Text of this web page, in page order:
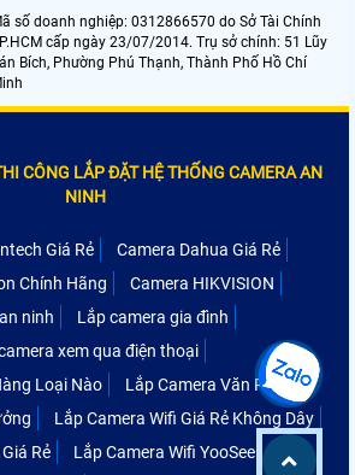
số doanh nghiệp: 0312866570 do Sở Tài Chính
cấp ngày 23/07/2014. Trụ sở chính: 51 Lũy
Bích, Phường Phú Thạnh, Thành Phố Hồ Chí
CÔNG LẮP ĐẶT HỆ THỐNG CAMERA AN
NINH
Giá Rẻ
Camera Dahua Giá Rẻ
Chính Hãng
Camera HIKVISION
ninh
Lắp camera gia đình
xem qua điện thoại
Loại Nào
Lắp Camera Văn Phòng
Lắp Camera Wifi Giá Rẻ Không Dây
Rẻ
Lắp Camera Wifi YooSee